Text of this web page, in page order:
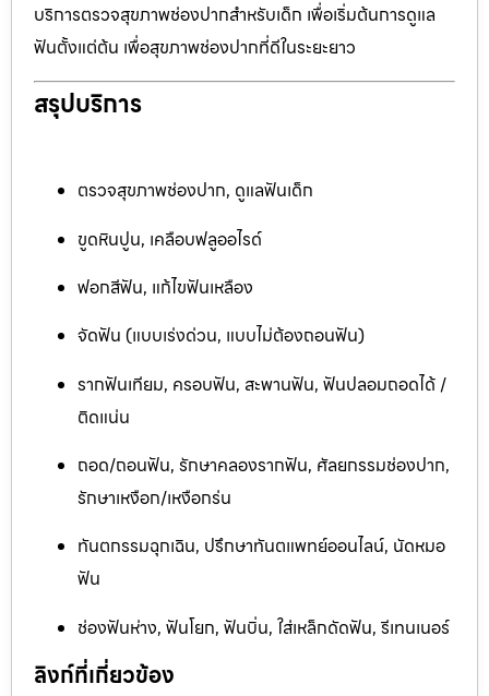
บริการตรวจสุขภาพช่องปากสำหรับเด็ก เพื่อเริ่มต้นการดูแล
ฟันตั้งแต่ต้น เพื่อสุขภาพช่องปากที่ดีในระยะยาว
สรุปบริการ
ตรวจสุขภาพช่องปาก, ดูแลฟันเด็ก
ขูดหินปูน, เคลือบฟลูออไรด์
ฟอกสีฟัน, แก้ไขฟันเหลือง
จัดฟัน (แบบเร่งด่วน, แบบไม่ต้องถอนฟัน)
รากฟันเทียม, ครอบฟัน, สะพานฟัน, ฟันปลอมถอดได้ /
ติดแน่น
ถอด/ถอนฟัน, รักษาคลองรากฟัน, ศัลยกรรมช่องปาก,
รักษาเหงือก/เหงือกร่น
ทันตกรรมฉุกเฉิน, ปรึกษาทันตแพทย์ออนไลน์, นัดหมอ
ฟัน
ช่องฟันห่าง, ฟันโยก, ฟันบิ่น, ใส่เหล็กดัดฟัน, รีเทนเนอร์
ลิงก์ที่เกี่ยวข้อง